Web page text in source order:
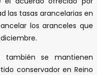
las tasas arancelarias en
los aranceles que
también se mantienen
conservador en Reino